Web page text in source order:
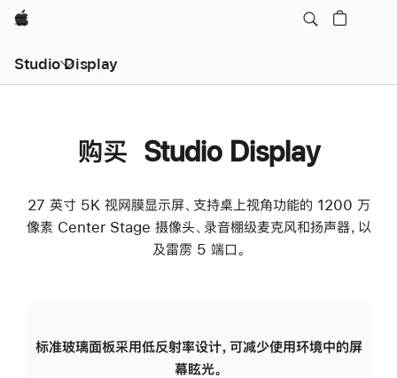
Apple
Studio Display
购买 Studio Display
27 英寸 5K 视网膜显示屏、支持桌上视角功能的 1200 万
像素 Center Stage 摄像头、录音棚级麦克风和扬声器，以
及雷雳 5 端口。
标准玻璃面板采用低反射率设计，可减少使用环境中的屏
幕眩光。